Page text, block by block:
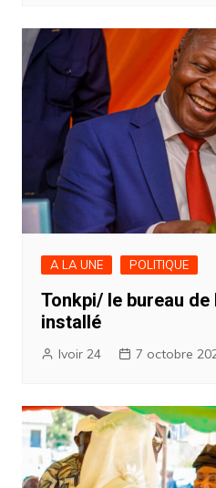
A LA UNE POLITIQUE
Tonkpi/ le bureau
installé
Ivoir 24 7 octobre